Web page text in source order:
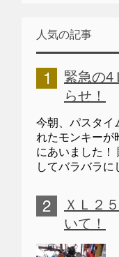
人気の記事
緊急の4
らせ！
今朝、パスタイ
れたモンキーが
にあいました！
してバラバラに
ＸＬ２
いて！